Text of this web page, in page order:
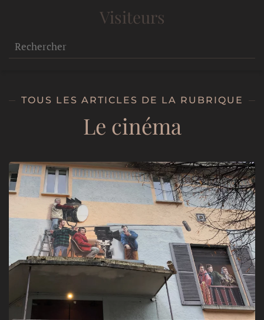
Visiteurs
TOUS LES ARTICLES DE LA RUBRIQUE
Le cinéma